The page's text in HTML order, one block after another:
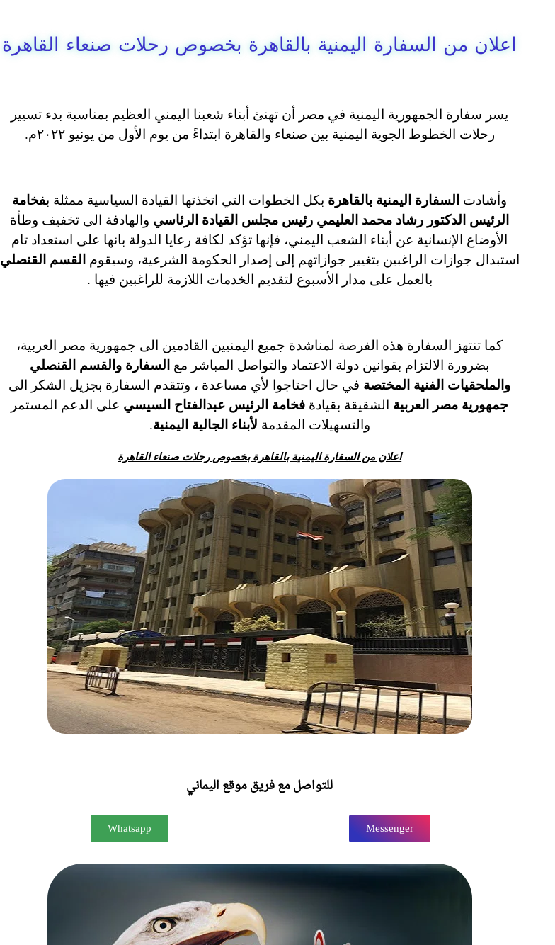
اعلان من السفارة اليمنية بالقاهرة بخصوص رحلات صنعاء القاهرة
يسر سفارة الجمهورية اليمنية في مصر أن تهنئ أبناء شعبنا اليمني العظيم بمناسبة بدء تسيير
رحلات الخطوط الجوية اليمنية بين صنعاء والقاهرة ابتداءً من يوم الأول من يونيو ٢٠٢٢م.
وأشادت السفارة اليمنية بالقاهرة بكل الخطوات التي اتخذتها القيادة السياسية ممثلة بفخامة
الرئيس الدكتور رشاد محمد العليمي رئيس مجلس القيادة الرئاسي والهادفة الى تخفيف وطأة
الأوضاع الإنسانية عن أبناء الشعب اليمني، فإنها تؤكد لكافة رعايا الدولة بانها على استعداد تام
استبدال جوازات الراغبين بتغيير جوازاتهم إلى إصدار الحكومة الشرعية، وسيقوم القسم القنصلي
بالعمل على مدار الأسبوع لتقديم الخدمات اللازمة للراغبين فيها .
كما تنتهز السفارة هذه الفرصة لمناشدة جميع اليمنيين القادمين الى جمهورية مصر العربية،
بضرورة الالتزام بقوانين دولة الاعتماد والتواصل المباشر مع السفارة والقسم القنصلي
والملحقيات الفنية المختصة في حال احتاجوا لأي مساعدة ، وتتقدم السفارة بجزيل الشكر الى
جمهورية مصر العربية الشقيقة بقيادة فخامة الرئيس عبدالفتاح السيسي على الدعم المستمر
والتسهيلات المقدمة لأبناء الجالية اليمنية.
اعلان من السفارة اليمنية بالقاهرة بخصوص رحلات صنعاء القاهرة
للتواصل مع فريق موقع اليماني
Messenger
Whatsapp